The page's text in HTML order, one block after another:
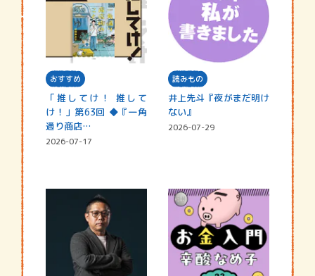
おすすめ
「推してけ！ 推して
け！」第63回 ◆『一角
通り商店…
2026-07-17
読みもの
井上先斗『夜がまだ明け
ない』
2026-07-29